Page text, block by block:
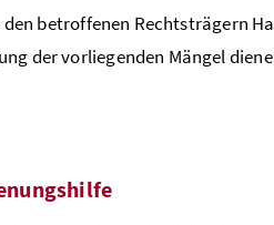
den betroffenen Rechtsträgern
der vorliegenden Mängel